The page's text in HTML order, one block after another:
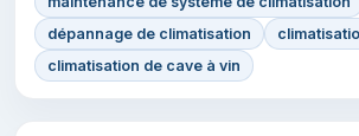
dépannage de climatisation
climatisation de cave à vin